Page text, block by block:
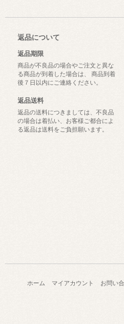
返品について
返品期限
商品が不良品の場合やご注文と異な
る商品が到着した場合は、 商品到着
後７日以内にご連絡ください。
返品送料
返品の送料につきましては、不良品
の場合は着払い、お客様ご都合によ
る返品は送料をご負担願います。
ホーム マイアカウント お問い